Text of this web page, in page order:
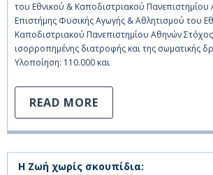
του Εθνικού & Καποδιστριακού
Επιστήμης Φυσικής Αγωγής & Αθλητισμού του
Καποδιστριακού Πανεπιστημίου Αθηνών
ισορροπημένης διατροφής και της σωματικής
Υλοποίηση: 110.000 και
READ MORE
Η Ζωή χωρίς σκουπίδια: